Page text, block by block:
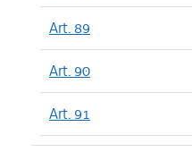
Art. 89
Art. 90
Art. 91